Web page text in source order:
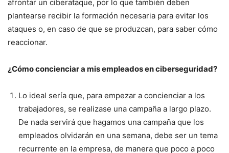
afrontar un ciberataque, por lo que también deben
plantearse recibir la formación necesaria para evitar los
ataques o, en caso de que se produzcan, para saber cómo
reaccionar.
¿Cómo concienciar a mis empleados en ciberseguridad?
Lo ideal sería que, para empezar a concienciar a los
trabajadores, se realizase una campaña a largo plazo.
De nada servirá que hagamos una campaña que los
empleados olvidarán en una semana, debe ser un tema
recurrente en la empresa, de manera que poco a poco